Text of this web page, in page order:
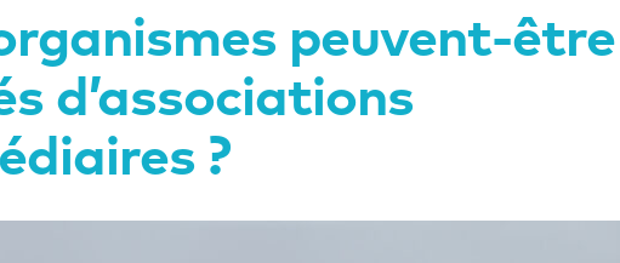
peuvent-être
d’associations
?